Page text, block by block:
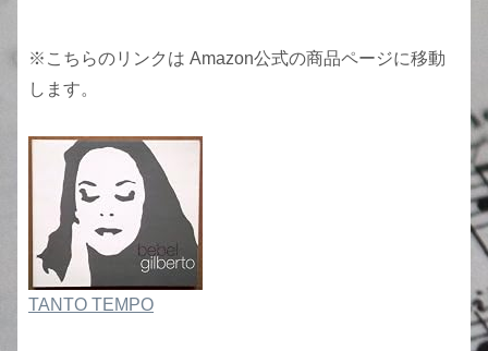
※こちらのリンクは Amazon公式の商品ページに移動
します。
TANTO TEMPO